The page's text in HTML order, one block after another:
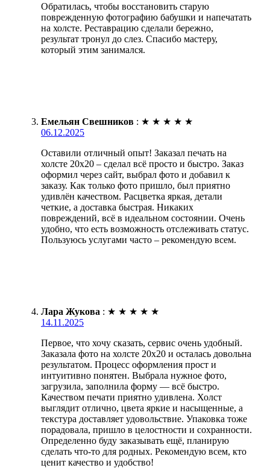
Обратилась, чтобы восстановить старую
поврежденную фотографию бабушки и напечатать
на холсте. Реставрацию сделали бережно,
результат тронул до слез. Спасибо мастеру,
который этим занимался.
Емельян Свешников : ★ ★ ★ ★ ★
06.12.2025
Оставили отличный опыт! Заказал печать на
холсте 20х20 – сделал всё просто и быстро. Заказ
оформил через сайт, выбрал фото и добавил к
заказу. Как только фото пришло, был приятно
удивлён качеством. Расцветка яркая, детали
четкие, а доставка быстрая. Никаких
повреждений, всё в идеальном состоянии. Очень
удобно, что есть возможность отслеживать статус.
Пользуюсь услугами часто – рекомендую всем.
Лара Жукова : ★ ★ ★ ★ ★
14.11.2025
Первое, что хочу сказать, сервис очень удобный.
Заказала фото на холсте 20х20 и осталась довольна
результатом. Процесс оформления прост и
интуитивно понятен. Выбрала нужное фото,
загрузила, заполнила форму — всё быстро.
Качеством печати приятно удивлена. Холст
выглядит отлично, цвета яркие и насыщенные, а
текстура доставляет удовольствие. Упаковка тоже
порадовала, пришло в целостности и сохранности.
Определенно буду заказывать ещё, планирую
сделать что-то для родных. Рекомендую всем, кто
ценит качество и удобство!